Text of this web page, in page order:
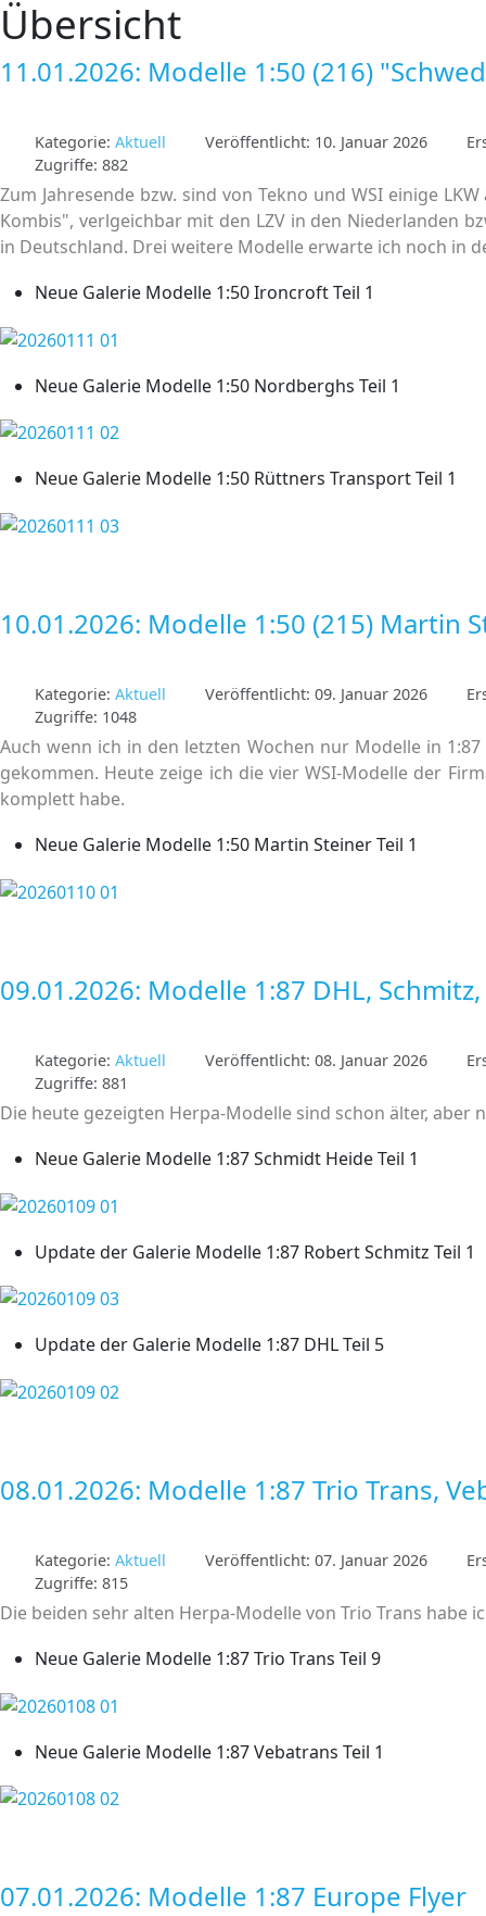
Übersicht
11.01.2026: Modelle 1:50 (216)
Kategorie: Aktuell Veröffentlicht: 10. Januar 2026
Zugriffe: 882
Zum Jahresende bzw. sind von Tekno und WSI einige
Kombis", verlgeichbar mit den LZV in den Niederlanden
in Deutschland. Drei weitere Modelle erwarte ich noch in
Neue Galerie Modelle 1:50 Ironcroft Teil 1
Neue Galerie Modelle 1:50 Nordberghs Teil 1
Neue Galerie Modelle 1:50 Rüttners Transport Teil 1
10.01.2026: Modelle 1:50 (215) Martin
Kategorie: Aktuell Veröffentlicht: 09. Januar 2026
Zugriffe: 1048
Auch wenn ich in den letzten Wochen nur Modelle in
gekommen. Heute zeige ich die vier WSI-Modelle der
komplett habe.
Neue Galerie Modelle 1:50 Martin Steiner Teil 1
09.01.2026: Modelle 1:87 DHL,
Kategorie: Aktuell Veröffentlicht: 08. Januar 2026
Zugriffe: 881
Die heute gezeigten Herpa-Modelle sind schon älter, aber
Neue Galerie Modelle 1:87 Schmidt Heide Teil 1
Update der Galerie Modelle 1:87 Robert Schmitz Teil 1
Update der Galerie Modelle 1:87 DHL Teil 5
08.01.2026: Modelle 1:87 Trio Trans,
Kategorie: Aktuell Veröffentlicht: 07. Januar 2026
Zugriffe: 815
Die beiden sehr alten Herpa-Modelle von Trio Trans
Neue Galerie Modelle 1:87 Trio Trans Teil 9
Neue Galerie Modelle 1:87 Vebatrans Teil 1
07.01.2026: Modelle 1:87 Europe Flyer